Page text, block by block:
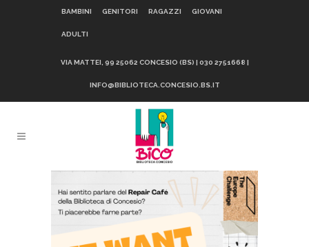
BAMBINI GENITORI RAGAZZI GIOVANI
ADULTI
VIA MATTEI, 99 25062 CONCESIO (BS) | 030 2751668 |
INFO@BIBLIOTECA.CONCESIO.BS.IT